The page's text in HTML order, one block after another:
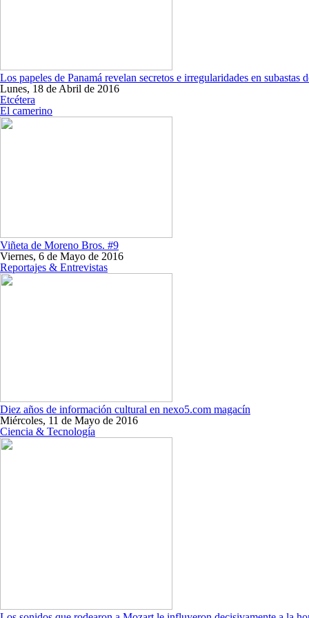
Los papeles de Panamá revelan secretos e irregularidades en subastas
Lunes, 18 de Abril de 2016
Etcétera
El camerino
Viñeta de Moreno Bros. #9
Viernes, 6 de Mayo de 2016
Reportajes & Entrevistas
Diez años de información cultural en nexo5.com magacín
Miércoles, 11 de Mayo de 2016
Ciencia & Tecnología